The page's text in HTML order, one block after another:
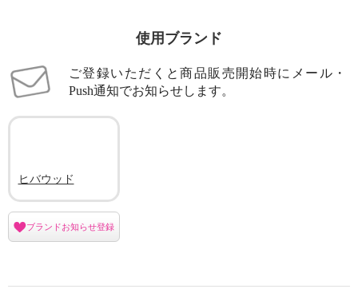
使用ブランド
ご登録いただくと商品販売開始時にメール・
Push通知でお知らせします。
ヒバウッド
ブランドお知らせ登録